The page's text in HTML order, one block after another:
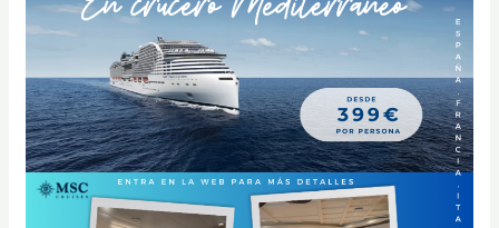
el
Mediterráneo,
–
FRANCIA
–
ITALIA
MALTA